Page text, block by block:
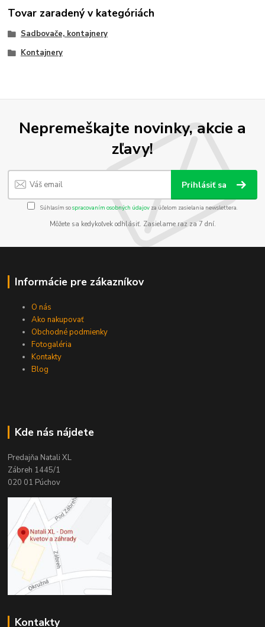
Tovar zaradený v kategóriách
Sadbovače, kontajnery
Kontajnery
Nepremeškajte novinky, akcie a
zľavy!
Prihlásiť sa
Súhlasím sospracovaním osobných údajov za účelom zasielania newslettera.
Môžete sa kedykoľvek odhlásiť. Zasielame raz za 7 dní.
Informácie pre zákazníkov
O nás
Ako nakupovať
Obchodné podmienky
Fotogaléria
Kontakty
Blog
Kde nás nájdete
Predajňa Natali XL
Zábreh 1445/1
020 01 Púchov
Kontakty